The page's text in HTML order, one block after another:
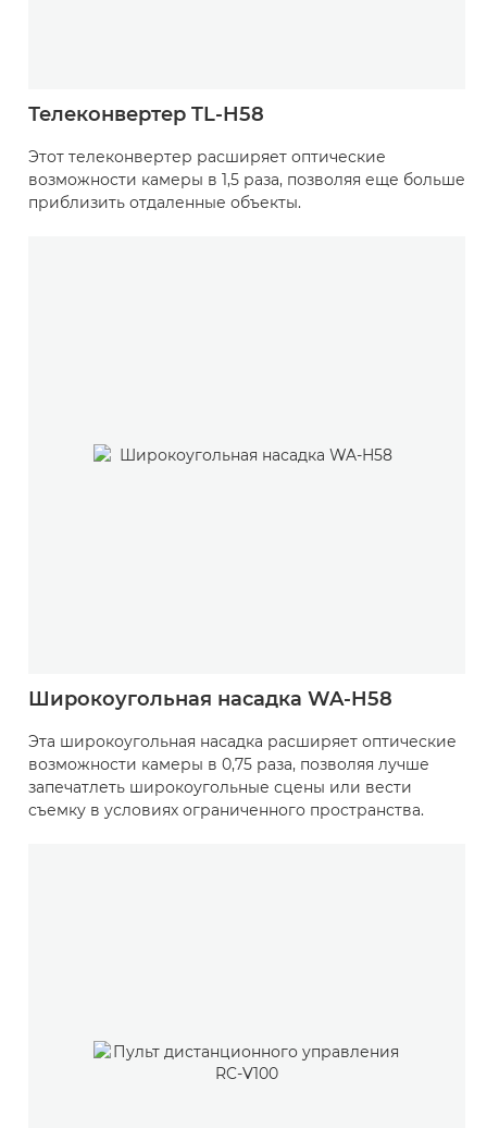
Телеконвертер TL-H58
Этот телеконвертер расширяет оптические
возможности камеры в 1,5 раза, позволяя еще больше
приблизить отдаленные объекты.
Широкоугольная насадка WA-H58
Эта широкоугольная насадка расширяет оптические
возможности камеры в 0,75 раза, позволяя лучше
запечатлеть широкоугольные сцены или вести
съемку в условиях ограниченного пространства.